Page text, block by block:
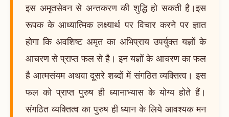
इस अमृतसेवन से अन्तकरण की शुद्धि हो सकती है।इस
रूपक के आध्यात्मिक लक्ष्यार्थ पर विचार करने पर ज्ञात
होगा कि अवशिष्ट अमृत का अभिप्राय उपर्युक्त यज्ञों के
आचरण से प्राप्त फल से है। इन यज्ञों के आचरण का फल
है आत्मसंयम अथवा दूसरे शब्दों में संगठित व्यक्तित्व। इस
फल को प्राप्त पुरुष ही ध्यानाभ्यास के योग्य होते हैं।
संगठित व्यक्तित्व का पुरुष ही ध्यान के लिये आवश्यक मन